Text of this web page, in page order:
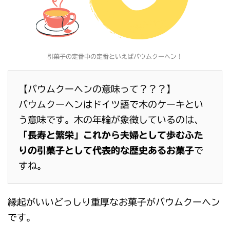
引菓子の定番中の定番といえばバウムクーヘン！
【バウムクーヘンの意味って？？？】
バウムクーヘンはドイツ語で木のケーキとい
う意味です。木の年輪が象徴しているのは、
「長寿と繁栄」これから夫婦として歩むふた
りの引菓子として代表的な歴史あるお菓子で
すね。
縁起がいいどっしり重厚なお菓子がバウムクーヘン
です。